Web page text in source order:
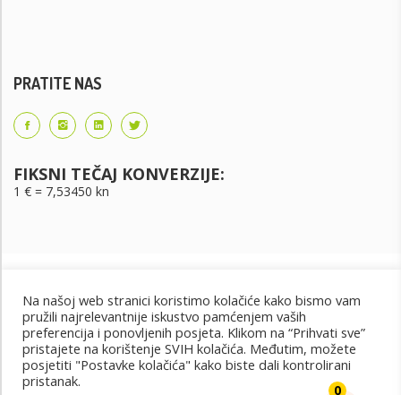
0
PRATITE NAS
FIKSNI TEČAJ KONVERZIJE:
1 € = 7,53450 kn
Uvjeti korištenja Uvjeti kupnje
Cjenik oglašavanja
@2022 - Design by: PET PORTAL
Na našoj web stranici koristimo kolačiće kako bismo vam
pružili najrelevantnije iskustvo pamćenjem vaših
preferencija i ponovljenih posjeta. Klikom na “Prihvati sve”
pristajete na korištenje SVIH kolačića. Međutim, možete
posjetiti "Postavke kolačića" kako biste dali kontrolirani
pristanak.